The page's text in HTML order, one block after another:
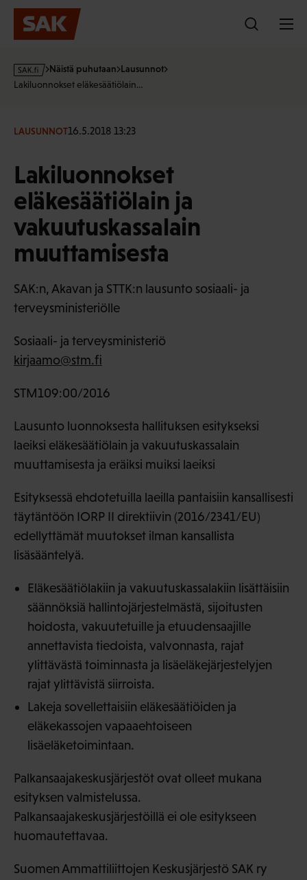
Hyppää
sisältöön
s
a
f
Näistä puhutaan Lausunnot
Lakiluonnokset eläkesäätiölain…
LAUSUNNOT16.5.2018 13:23
Lakiluonnokset
eläkesäätiölain ja
vakuutuskassalain
muuttamisesta
SAK:n, Akavan ja STTK:n lausunto sosiaali- ja
terveysministeriölle
Sosiaali- ja terveysministeriö
kirjaamo@stm.fi
STM109:00/2016
Lausunto luonnoksesta hallituksen esitykseksi
laeiksi eläkesäätiölain ja vakuutuskassalain
muuttamisesta ja eräiksi muiksi laeiksi
Esityksessä ehdotetuilla laeilla pantaisiin kansallisesti
täytäntöön IORP II direktiivin (2016/2341/EU)
edellyttämät muutokset ilman kansallista
lisäsääntelyä.
Eläkesäätiölakiin ja vakuutuskassalakiin lisättäisiin
säännöksiä hallintojärjestelmästä, sijoitusten
hoidosta, vakuutetuille ja etuudensaajille
annettavista tiedoista, valvonnasta, rajat
ylittävästä toiminnasta ja lisäeläkejärjestelyjen
rajat ylittävistä siirroista.
Lakeja sovellettaisiin eläkesäätiöiden ja
eläkekassojen vapaaehtoiseen
lisäeläketoimintaan.
Palkansaajakeskusjärjestöt ovat olleet mukana
esityksen valmistelussa.
Palkansaajakeskusjärjestöillä ei ole esitykseen
huomautettavaa.
Suomen Ammattiliittojen Keskusjärjestö SAK ry